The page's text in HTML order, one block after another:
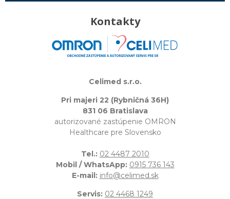
Kontakty
Celimed s.r.o.
Pri majeri 22 (Rybničná 36H)
831 06 Bratislava
autorizované zastúpenie OMRON
Healthcare pre Slovensko
Tel.: 02 4487 2010
Mobil / WhatsApp: 0915 736 143
E-mail: info@celimed.sk
Servis: 02 4468 1249